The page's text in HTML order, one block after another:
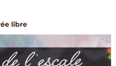
libre